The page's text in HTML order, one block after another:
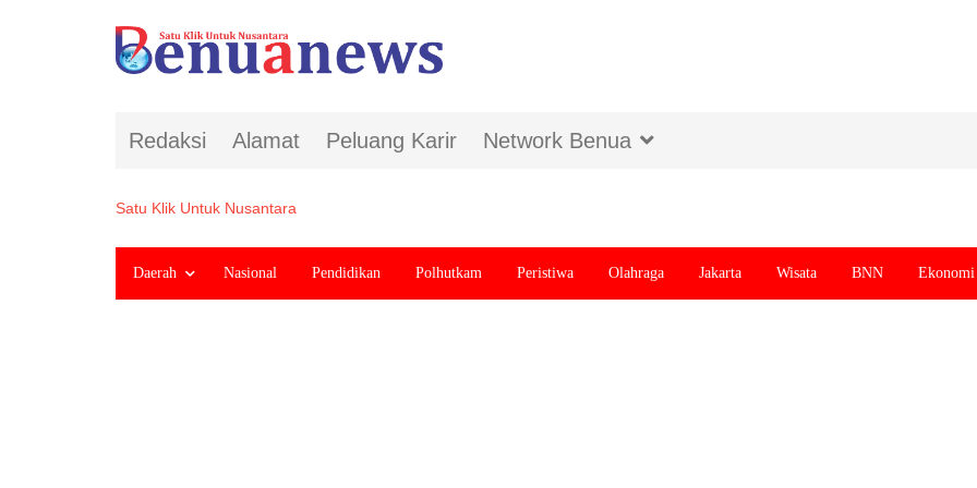
Redaksi Alamat Peluang Karir Network Benua
Satu Klik Untuk Nusantara
Daerah Nasional Pendidikan Polhutkam Peristiwa Olahraga Jakarta Wisata BNN Ekonomi